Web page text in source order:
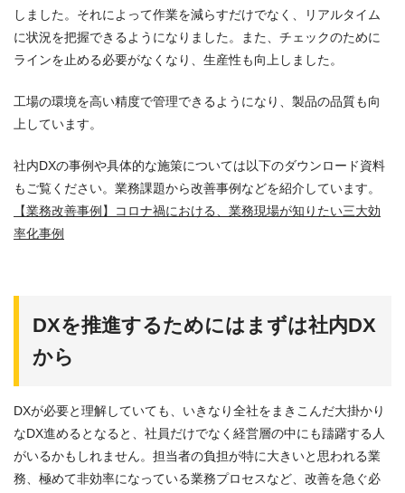
しました。それによって作業を減らすだけでなく、リアルタイム
に状況を把握できるようになりました。また、チェックのために
ラインを止める必要がなくなり、生産性も向上しました。
工場の環境を高い精度で管理できるようになり、製品の品質も向
上しています。
社内DXの事例や具体的な施策については以下のダウンロード資料
もご覧ください。業務課題から改善事例などを紹介しています。
【業務改善事例】コロナ禍における、業務現場が知りたい三大効
率化事例
DXを推進するためにはまずは社内DX
から
DXが必要と理解していても、いきなり全社をまきこんだ大掛かり
なDX進めるとなると、社員だけでなく経営層の中にも躊躇する人
がいるかもしれません。担当者の負担が特に大きいと思われる業
務、極めて非効率になっている業務プロセスなど、改善を急ぐ必